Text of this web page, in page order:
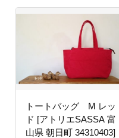
トートバッグ M レッ
ド [アトリエSASSA 富
山県 朝日町 34310403]